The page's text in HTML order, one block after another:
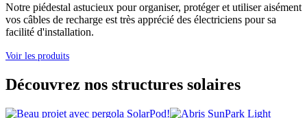
Notre piédestal astucieux pour organiser, protéger et utiliser aisément
vos câbles de recharge est très apprécié des électriciens pour sa
facilité d'installation.
Voir les produits
Découvrez nos structures solaires